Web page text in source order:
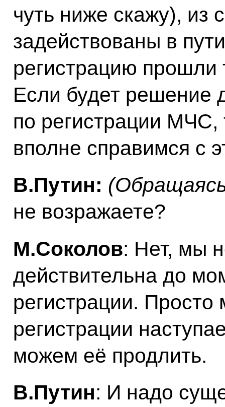
чуть ниже скажу), из
задействованы в
регистрацию прошли
Если будет решение
по регистрации МЧС,
вполне справимся с
В.Путин:
не возражаете?
М.Соколов: Нет, мы
действительна до
регистрации.
регистрации
можем её продлить.
В.Путин: И надо